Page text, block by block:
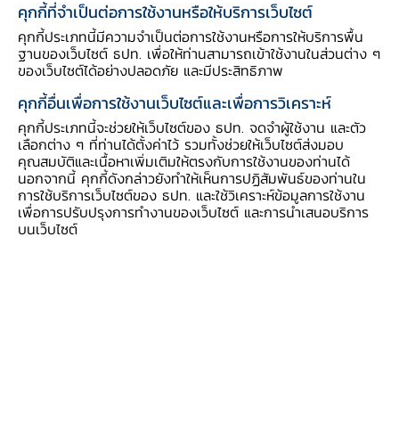
สำรองจากความเสียหายที่เกิดขึ้นแล้ว(Incurred
Loss) เป็นการกันสำรองเพื่อรองรับความเสียหายที่
คาดว่าจะเกิดขึ้นในอนาคต (Expected Loss: EL)
เพื่อให้เงินสำรองสะท้อนความเสี่ยงด้านเครดิตตลอด
อายุของลูกหนี้ โดยกำหนดให้พิจารณาจากข้อมูลทั้ง
ในอดีต ปัจจุบัน และเหตุการณ์ที่คาดว่าจะเกิดขึ้นใน
อนาคต (Forward-looking Information)โดย
พิจารณากันเงินสำรองต่างกันตามสถานะหรือชั้น
(Stage) ของลูกหนี้ สำหรับลูกหนี้ Stage 1 (กลุ่ม
ที่มีความเสี่ยงด้านเครดิตไม่เปลี่ยนแปลงจากวันแรก
คุกกี้ที่จำเป็นต่อการใช้งานหรือให้บริการเว็บไซต์
คุกกี้ประเภทนี้มีความจำเป็นต่อการใช้งานหรือการให้บริการพื้น
ฐานของเว็บไซต์ ธปท. เพื่อให้ท่านสามารถเข้าใช้งานในส่วนต่าง ๆ
ของเว็บไซต์ได้อย่างปลอดภัย และมีประสิทธิภาพ
คุกกี้อื่นเพื่อการใช้งานเว็บไซต์และเพื่อการวิเคราะห์
คุกกี้ประเภทนี้จะช่วยให้เว็บไซต์ของ ธปท. จดจำผู้ใช้งาน และตัว
เลือกต่าง ๆ ที่ท่านได้ตั้งค่าไว้ รวมทั้งช่วยให้เว็บไซต์ส่งมอบ
คุณสมบัติและเนื้อหาเพิ่มเติมให้ตรงกับการใช้งานของท่านได้
นอกจากนี้ คุกกี้ดังกล่าวยังทำให้เห็นการปฏิสัมพันธ์ของท่านใน
การใช้บริการเว็บไซต์ของ ธปท. และใช้วิเคราะห์ข้อมูลการใช้งาน
เพื่อการปรับปรุงการทำงานของเว็บไซต์ และการนำเสนอบริการ
บนเว็บไซต์